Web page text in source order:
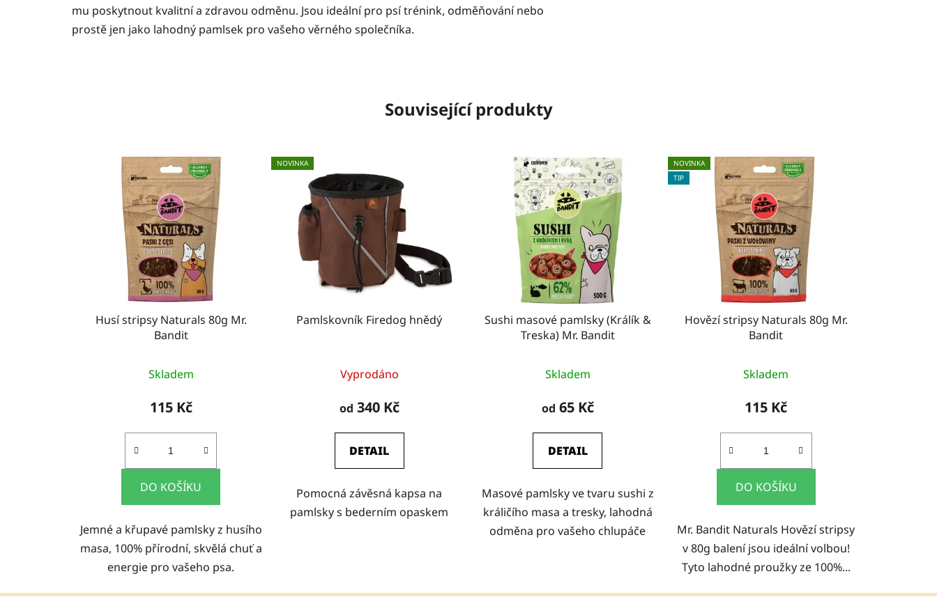
mu poskytnout kvalitní a zdravou odměnu. Jsou ideální pro psí trénink, odměňování nebo
prostě jen jako lahodný pamlsek pro vašeho věrného společníka.
Související produkty
Husí stripsy Naturals 80g Mr.
Bandit
Skladem
115 Kč
DO KOŠÍKU
Jemné a křupavé pamlsky z husího
masa, 100% přírodní, skvělá chuť a
energie pro vašeho psa.
NOVINKA
Pamlskovník Firedog hnědý
Vyprodáno
od 340 Kč
DETAIL
Pomocná závěsná kapsa na
pamlsky s bederním opaskem
Sushi masové pamlsky (Králík &
Treska) Mr. Bandit
Skladem
od 65 Kč
DETAIL
Masové pamlsky ve tvaru sushi z
králičího masa a tresky, lahodná
odměna pro vašeho chlupáče
NOVINKA
TIP
Hovězí stripsy Naturals 80g Mr.
Bandit
Skladem
115 Kč
DO KOŠÍKU
Mr. Bandit Naturals Hovězí stripsy
v 80g balení jsou ideální volbou!
Tyto lahodné proužky ze 100%...